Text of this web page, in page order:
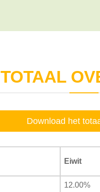
TOTAAL
Download het
Eiwit
12.00%